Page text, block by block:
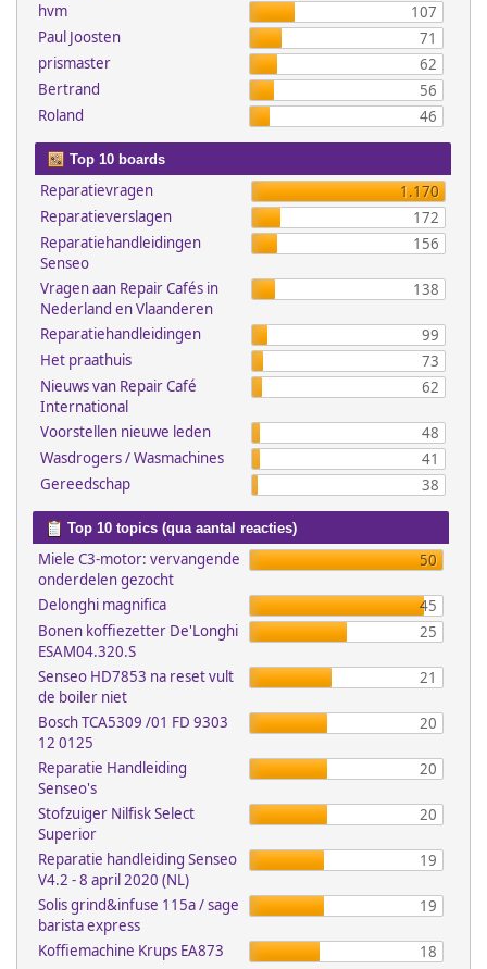
hvm
107
Paul Joosten
71
prismaster
62
Bertrand
56
Roland
46
Top 10 boards
Reparatievragen
1.170
Reparatieverslagen
172
Reparatiehandleidingen
Senseo
156
Vragen aan Repair Cafés in
Nederland en Vlaanderen
138
Reparatiehandleidingen
99
Het praathuis
73
Nieuws van Repair Café
International
62
Voorstellen nieuwe leden
48
Wasdrogers / Wasmachines
41
Gereedschap
38
Top 10 topics (qua aantal reacties)
Miele C3-motor: vervangende
onderdelen gezocht
50
Delonghi magnifica
45
Bonen koffiezetter De'Longhi
ESAM04.320.S
25
Senseo HD7853 na reset vult
de boiler niet
21
Bosch TCA5309 /01 FD 9303
12 0125
20
Reparatie Handleiding
Senseo's
20
Stofzuiger Nilfisk Select
Superior
20
Reparatie handleiding Senseo
V4.2 - 8 april 2020 (NL)
19
Solis grind&infuse 115a / sage
barista express
19
Koffiemachine Krups EA873 18